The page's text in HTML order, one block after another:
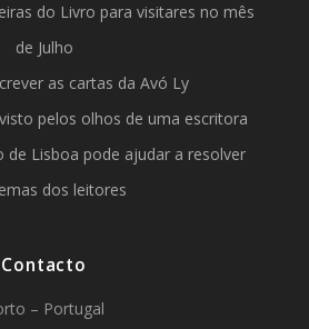
do Livro para visitares no mês
de Julho
as cartas da Avó Ly
pelos olhos de uma escritora
de Lisboa pode ajudar a resolver
dos leitores
Contacto
– Portugal